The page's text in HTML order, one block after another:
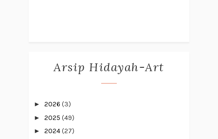
Arsip Hidayah-Art
► 2026 (3)
► 2025 (49)
► 2024(27)